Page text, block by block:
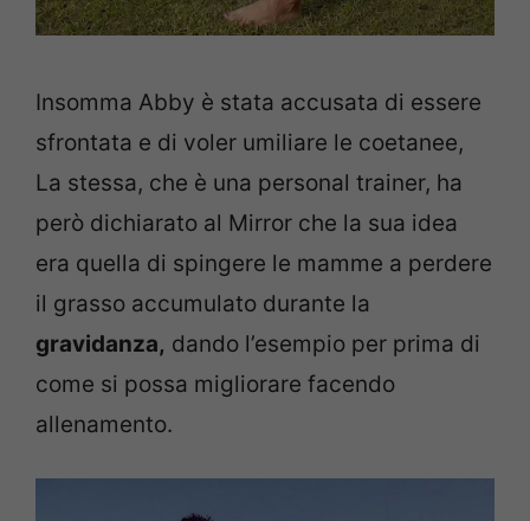
Insomma Abby è stata accusata di essere
sfrontata e di voler umiliare le coetanee,
La stessa, che è una personal trainer, ha
però dichiarato al Mirror che la sua idea
era quella di spingere le mamme a perdere
il grasso accumulato durante la
gravidanza, dando l’esempio per prima di
come si possa migliorare facendo
allenamento.